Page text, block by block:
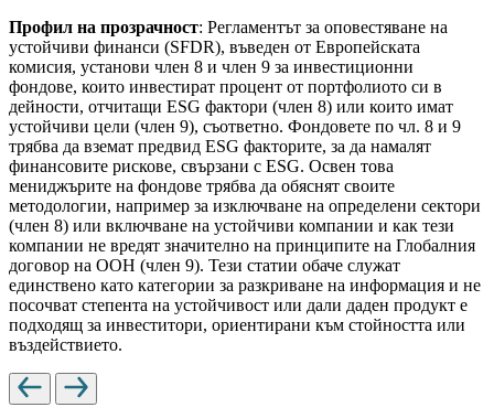
Профил на прозрачност: Регламентът за оповестяване на
устойчиви финанси (SFDR), въведен от Европейската
комисия, установи член 8 и член 9 за инвестиционни
фондове, които инвестират процент от портфолиото си в
дейности, отчитащи ESG фактори (член 8) или които имат
устойчиви цели (член 9), съответно. Фондовете по чл. 8 и 9
трябва да вземат предвид ESG факторите, за да намалят
финансовите рискове, свързани с ESG. Освен това
мениджърите на фондове трябва да обяснят своите
методологии, например за изключване на определени сектори
(член 8) или включване на устойчиви компании и как тези
компании не вредят значително на принципите на Глобалния
договор на ООН (член 9). Тези статии обаче служат
единствено като категории за разкриване на информация и не
посочват степента на устойчивост или дали даден продукт е
подходящ за инвеститори, ориентирани към стойността или
въздействието.